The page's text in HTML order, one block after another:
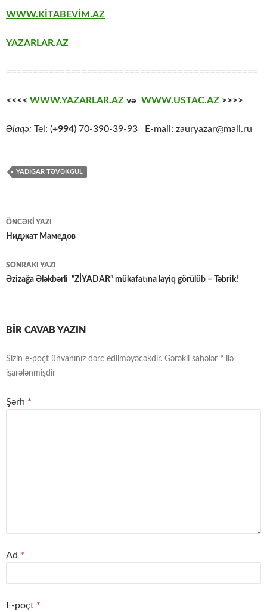
WWW.KİTABEVİM.AZ
YAZARLAR.AZ
===============================================
<<<< WWW.YAZARLAR.AZ və WWW.USTAC.AZ >>>>
Əlaqə: Tel: (+994) 70-390-39-93 E-mail: zauryazar@mail.ru
YADIGAR TƏVƏKGÜL
Yazılar
üzrə
naviqasiya
ÖNCƏKI YAZI
Ниджат Мамедов
SONRAKI YAZI
Əzizağa Ələkbərli “ZİYADAR” mükafatına layiq görülüb – Təbrik!
BIR CAVAB YAZIN
Sizin e-poçt ünvanınız dərc edilməyəcəkdir. Gərəkli sahələr * ilə
işarələnmişdir
Şərh *
Ad *
E-poçt *